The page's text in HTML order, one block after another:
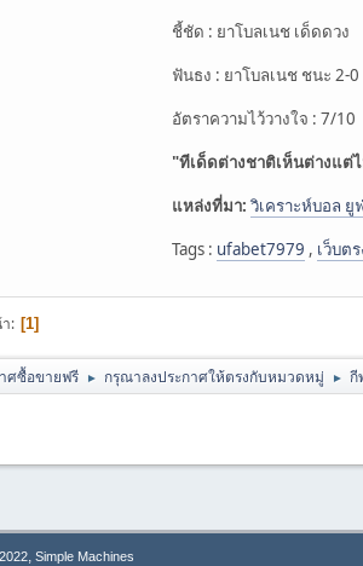
ชี้ชัด : ยาโบลเนช เด็ดดวง
ฟันธง : ยาโบลเนช ชนะ 2-0
อัตราความไว้วางใจ : 7/10
"ทีเด็ดต่างชาติเห็นต่างแต่
แหล่งที่มา: วิเคราะห์บอล ยู
Tags : ufabet7979 , เว็บต
1
ศซื้อขายฟรี ► กรุณาลงประกาศให้ตรงกับหมวดหมู่ ► กี
, Simple Machines